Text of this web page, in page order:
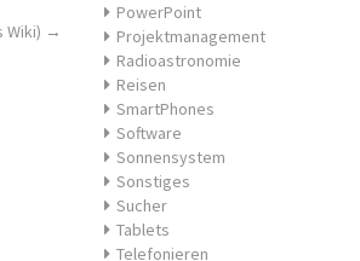
Wiki) →
PowerPoint
Projektmanagement
Radioastronomie
Reisen
SmartPhones
Software
Sonnensystem
Sonstiges
Sucher
Tablets
Telefonieren